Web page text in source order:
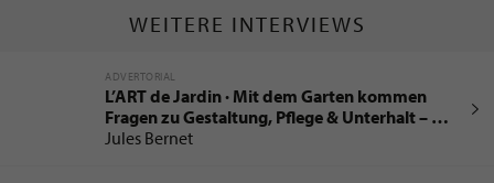
WEITERE INTERVIEWS
ADVERTORIAL
L’ART de Jardin · Mit dem Garten kommen
Fragen zu Gestaltung, Pflege & Unterhalt – was
gilt es zu beachten?
Jules Bernet